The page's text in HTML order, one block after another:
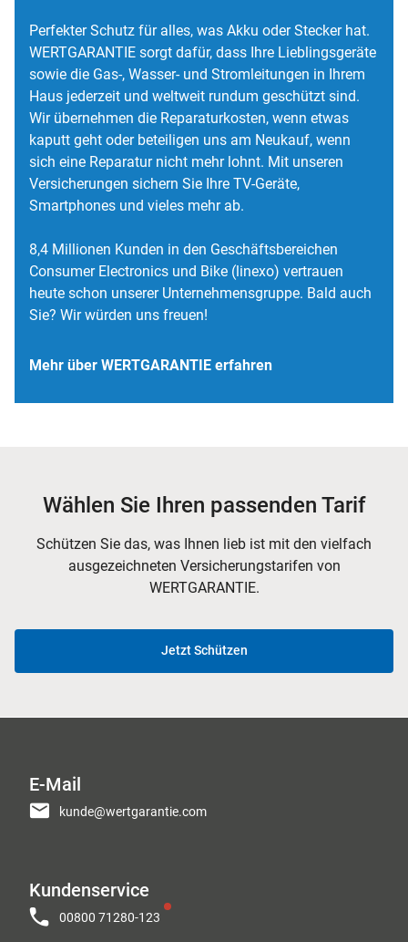
Perfekter Schutz für alles, was Akku oder Stecker hat.
WERTGARANTIE sorgt dafür, dass Ihre Lieblingsgeräte
sowie die Gas-, Wasser- und Stromleitungen in Ihrem
Haus jederzeit und weltweit rundum geschützt sind.
Wir übernehmen die Reparaturkosten, wenn etwas
kaputt geht oder beteiligen uns am Neukauf, wenn
sich eine Reparatur nicht mehr lohnt. Mit unseren
Versicherungen sichern Sie Ihre TV-Geräte,
Smartphones und vieles mehr ab.
8,4 Millionen Kunden in den Geschäftsbereichen
Consumer Electronics und Bike (linexo) vertrauen
heute schon unserer Unternehmensgruppe. Bald auch
Sie? Wir würden uns freuen!
Mehr über WERTGARANTIE erfahren
Wählen Sie Ihren passenden Tarif
Schützen Sie das, was Ihnen lieb ist mit den vielfach
ausgezeichneten Versicherungstarifen von
WERTGARANTIE.
Jetzt Schützen
E-Mail
kunde@wertgarantie.com
Kundenservice
00800 71280-123